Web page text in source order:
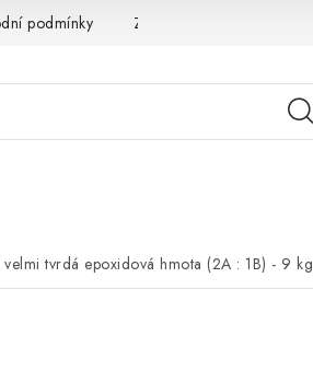
podmínky Zpracování osobních údajů
tvrdá epoxidová hmota (2A : 1B) - 9 kg